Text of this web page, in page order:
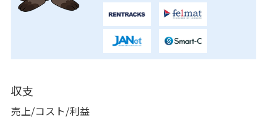
収支
売上/コスト/利益